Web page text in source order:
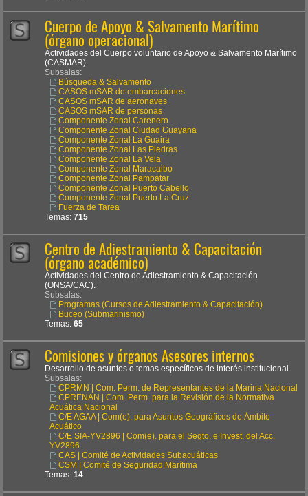
Cuerpo de Apoyo & Salvamento Marítimo
(órgano operacional)
Actividades del Cuerpo voluntario de Apoyo & Salvamento Marítimo
(CASMAR)
Subsalas:
Búsqueda & Salvamento
CASOS mSAR de embarcaciones
CASOS mSAR de aeronaves
CASOS mSAR de personas
Componente Zonal Carenero
Componente Zonal Ciudad Guayana
Componente Zonal La Guaira
Componente Zonal Las Piedras
Componente Zonal La Vela
Componente Zonal Maracaibo
Componente Zonal Pampatar
Componente Zonal Puerto Cabello
Componente Zonal Puerto La Cruz
Fuerza de Tarea
Temas: 715
Centro de Adiestramiento & Capacitación
(órgano académico)
Actividades del Centro de Adiestramiento & Capacitación
(ONSA/CAC).
Subsalas:
Programas (Cursos de Adiestramiento & Capacitación)
Buceo (Submarinismo)
Temas: 65
Comisiones y órganos Asesores internos
Desarrollo de asuntos o temas específicos de interés institucional.
Subsalas:
CPRMN | Com. Perm. de Representantes de la Marina Nacional
CPRENAN | Com. Perm. para la Revisión de la Normativa
Acuática Nacional
C/E AGAA | Com(e). para Asuntos Geográficos de Ámbito
Acuático
C/E SIA-YV2896 | Com(e). para el Segto. e Invest. del Acc.
YV2896
CAS | Comité de Actividades Subacuáticas
CSM | Comité de Seguridad Marítima
Temas: 14